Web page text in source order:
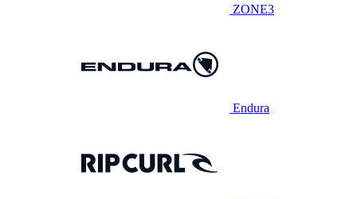
ZONE3
Endura